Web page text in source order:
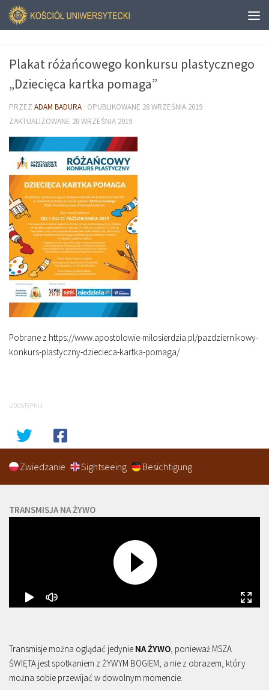
Plakat różańcowego konkursu plastycznego
„Dziecięca kartka pomaga”
PRZEZ ADAM BADURA · OPUBLIKOWANE 28 WRZEŚNIA 2019 ·
ZAKTUALIZOWANE 28 WRZEŚNIA 2019
Pobrane z https://www.apostolowie-milosierdzia.pl/pazdziernikowy-
konkurs-plastyczny-dziecieca-kartka-pomaga/
UDOSTĘPNIJ
Zwiedzanie Sightseeing Besichtigung
TRANSMISJA NA ŻYWO
Transmisje można oglądać jedynie NA ŻYWO, ponieważ MSZA
ŚWIĘTA jest spotkaniem z ŻYWYM BOGIEM, a nie z obrazem, który
można sobie przewijać w dowolnym momencie.